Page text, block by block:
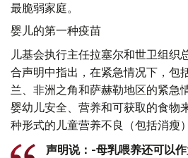
最脆弱家庭。
婴儿的第一种疫苗
儿基会执行主任拉塞尔和世卫组织
合声明中指出，在紧急情况下，包
兰、非洲之角和萨赫勒地区的紧急
婴幼儿安全、营养和可获取的食物
种形式的儿童营养不良（包括消瘦
声明说：-母乳喂养还可以